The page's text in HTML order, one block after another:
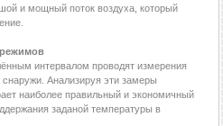
и мощный поток воздуха, который
интервалом проводят измерения
Анализируя эти замеры
наиболее правильный и экономичный
заданой температуры в